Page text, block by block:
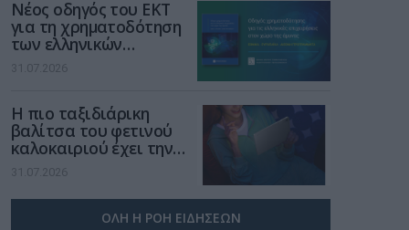
Νέος οδηγός του ΕΚΤ
για τη χρηματοδότηση
των ελληνικών
επιχειρήσεων στον
χώρο της άμυνας
31.07.2026
Η πιο ταξιδιάρικη
βαλίτσα του φετινού
καλοκαιριού έχει την
υπογραφή της Xiaomi
31.07.2026
ΟΛΗ Η ΡΟΗ ΕΙΔΗΣΕΩΝ